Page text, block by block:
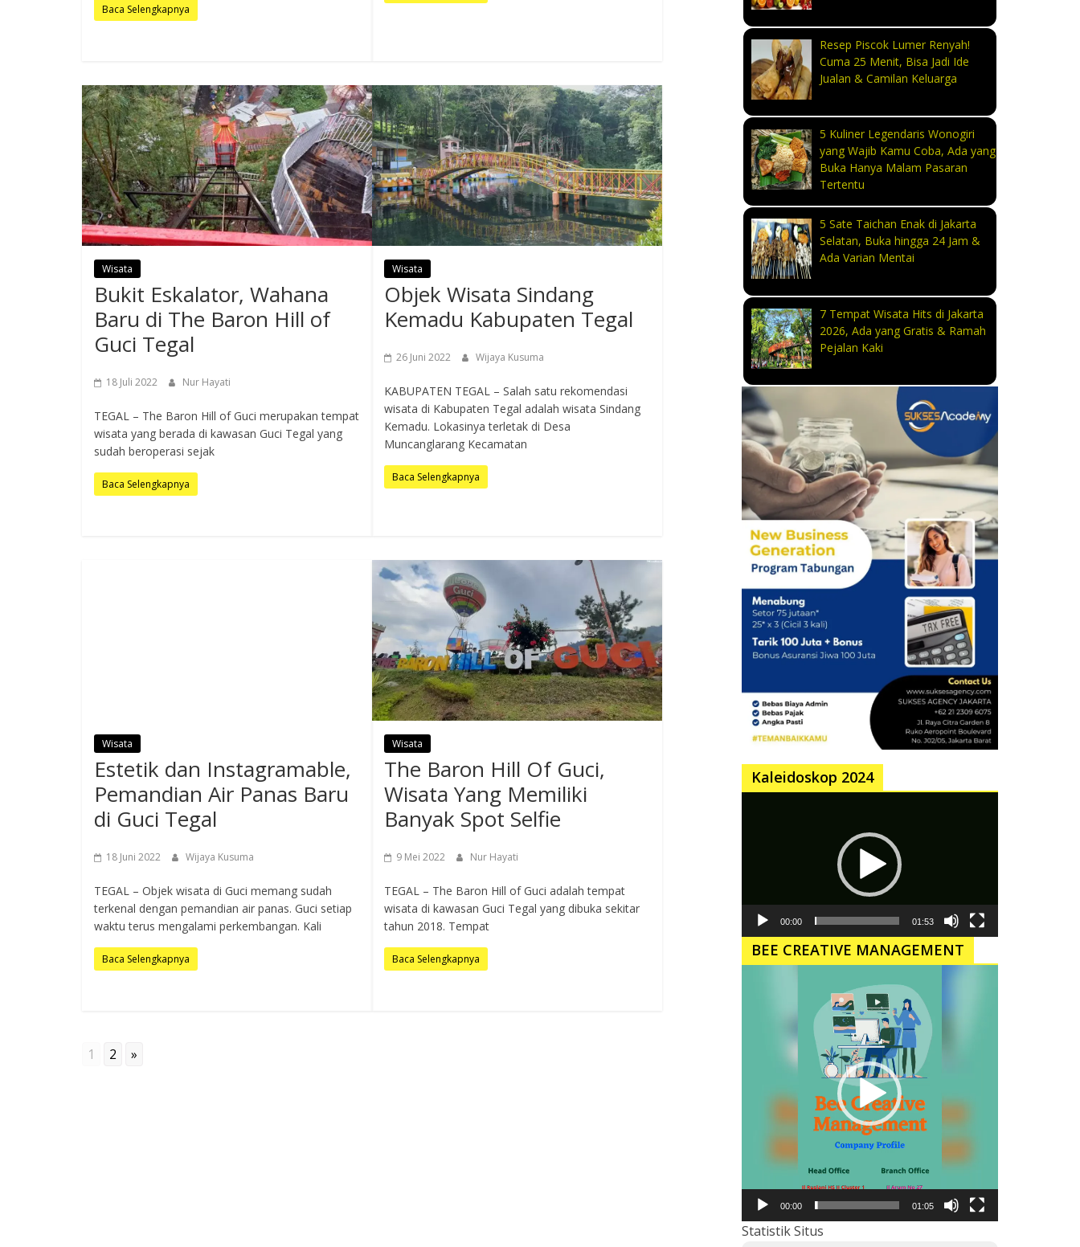
Baca Selengkapnya
Wisata
Bukit Eskalator, Wahana
Baru di The Baron Hill of
Guci Tegal
18 Juli 2022 Nur Hayati
TEGAL – The Baron Hill of Guci merupakan tempat
wisata yang berada di kawasan Guci Tegal yang
sudah beroperasi sejak
Baca Selengkapnya
Wisata
Objek Wisata Sindang
Kemadu Kabupaten Tegal
26 Juni 2022 Wijaya Kusuma
KABUPATEN TEGAL – Salah satu rekomendasi
wisata di Kabupaten Tegal adalah wisata Sindang
Kemadu. Lokasinya terletak di Desa
Muncanglarang Kecamatan
Baca Selengkapnya
Wisata
Estetik dan Instagramable,
Pemandian Air Panas Baru
di Guci Tegal
18 Juni 2022 Wijaya Kusuma
TEGAL – Objek wisata di Guci memang sudah
terkenal dengan pemandian air panas. Guci setiap
waktu terus mengalami perkembangan. Kali
Baca Selengkapnya
Wisata
The Baron Hill Of Guci,
Wisata Yang Memiliki
Banyak Spot Selfie
9 Mei 2022 Nur Hayati
TEGAL – The Baron Hill of Guci adalah tempat
wisata di kawasan Guci Tegal yang dibuka sekitar
tahun 2018. Tempat
Baca Selengkapnya
1 2 »
Resep Piscok Lumer Renyah!
Cuma 25 Menit, Bisa Jadi Ide
Jualan & Camilan Keluarga
5 Kuliner Legendaris Wonogiri
yang Wajib Kamu Coba, Ada yang
Buka Hanya Malam Pasaran
Tertentu
5 Sate Taichan Enak di Jakarta
Selatan, Buka hingga 24 Jam &
Ada Varian Mentai
7 Tempat Wisata Hits di Jakarta
2026, Ada yang Gratis & Ramah
Pejalan Kaki
Kaleidoskop 2024
00:00 01:53
BEE CREATIVE MANAGEMENT
00:00 01:05
Statistik Situs